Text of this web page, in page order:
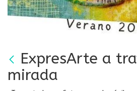
ExpresArte a
mirada